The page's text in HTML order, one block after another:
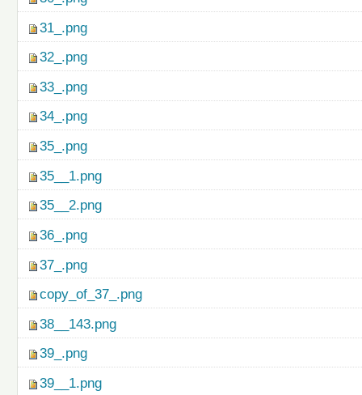
31_.png
32_.png
33_.png
34_.png
35_.png
35__1.png
35__2.png
36_.png
37_.png
copy_of_37_.png
38__143.png
39_.png
39__1.png